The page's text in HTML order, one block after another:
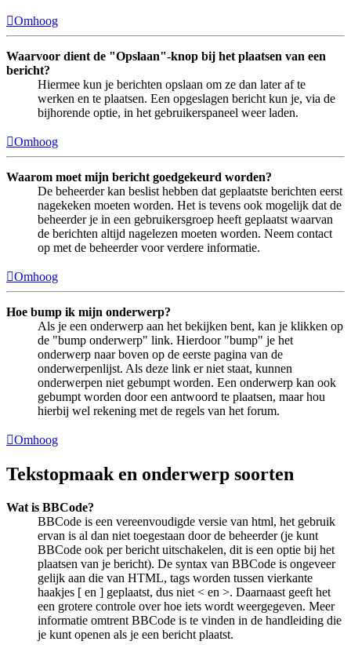
Omhoog
Waarvoor dient de "Opslaan"-knop bij het plaatsen van een
bericht?
Hiermee kun je berichten opslaan om ze dan later af te
werken en te plaatsen. Een opgeslagen bericht kun je, via de
bijhorende optie, in het gebruikerspaneel weer laden.
Omhoog
Waarom moet mijn bericht goedgekeurd worden?
De beheerder kan beslist hebben dat geplaatste berichten eerst
nagekeken moeten worden. Het is tevens ook mogelijk dat de
beheerder je in een gebruikersgroep heeft geplaatst waarvan
de berichten altijd nagelezen moeten worden. Neem contact
op met de beheerder voor verdere informatie.
Omhoog
Hoe bump ik mijn onderwerp?
Als je een onderwerp aan het bekijken bent, kan je klikken op
de "bump onderwerp" link. Hierdoor "bump" je het
onderwerp naar boven op de eerste pagina van de
onderwerpenlijst. Als deze link er niet staat, kunnen
onderwerpen niet gebumpt worden. Een onderwerp kan ook
gebumpt worden door een antwoord te plaatsen, maar hou
hierbij wel rekening met de regels van het forum.
Omhoog
Tekstopmaak en onderwerp soorten
Wat is BBCode?
BBCode is een vereenvoudigde versie van html, het gebruik
ervan is al dan niet toegestaan door de beheerder (je kunt
BBCode ook per bericht uitschakelen, dit is een optie bij het
plaatsen van je bericht). De syntax van BBCode is ongeveer
gelijk aan die van HTML, tags worden tussen vierkante
haakjes [ en ] geplaatst, dus niet < en >. Daarnaast geeft het
een grotere controle over hoe iets wordt weergegeven. Meer
informatie omtrent BBCode is te vinden in de handleiding die
je kunt openen als je een bericht plaatst.